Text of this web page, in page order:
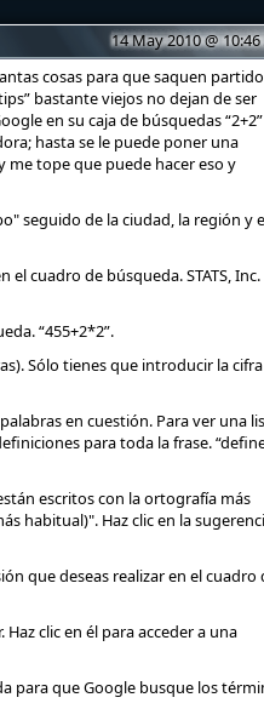
14 May 2010 @
cosas para que saquen
bastante viejos no dejan de ser
en su caja de búsquedas
hasta se le puede poner una
me tope que puede hacer eso y
seguido de la ciudad, la región y
cuadro de búsqueda. STATS, Inc.
“455+2*2”.
Sólo tienes que introducir la
en cuestión. Para ver una
para toda la frase.
escritos con la ortografía más
habitual)". Haz clic en la
que deseas realizar en el cuadro
clic en él para acceder a una
para que Google busque los